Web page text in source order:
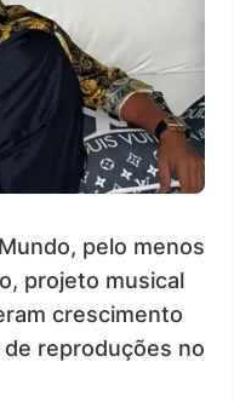
pelo menos
projeto musical
crescimento
reproduções no